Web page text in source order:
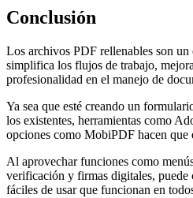
Conclusión
Los archivos PDF rellenables son
simplifica los flujos de trabajo,
profesionalidad en el manejo de
Ya sea que esté creando un
los existentes, herramientas como
opciones como MobiPDF hacen que
Al aprovechar funciones como
verificación y firmas digitales, puede
fáciles de usar que funcionan en